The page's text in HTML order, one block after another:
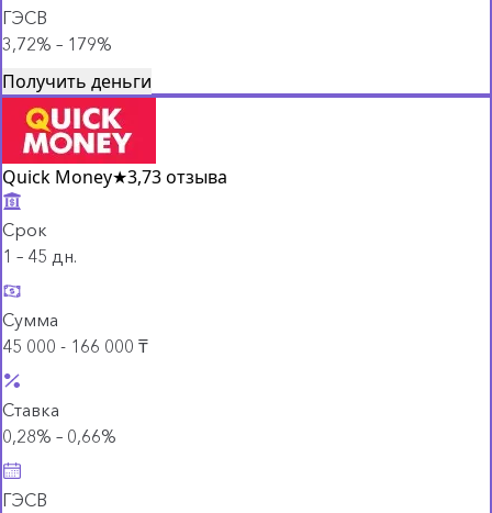
ГЭСВ
3,72% – 179%
Получить деньги
Quick Money★3,73 отзыва
Срок
1 – 45 дн.
Сумма
45 000 - 166 000 ₸
Ставка
0,28% – 0,66%
ГЭСВ